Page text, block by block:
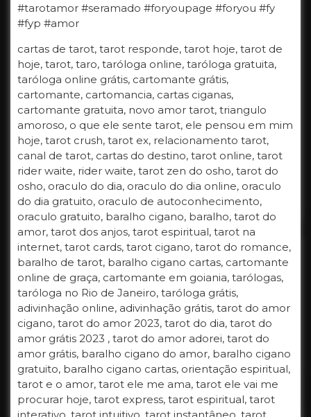
#tarotamor #seramado #foryoupage #foryou #fy
#fyp #amor
cartas de tarot, tarot responde, tarot hoje, tarot de
hoje, tarot, taro, taróloga online, taróloga gratuita,
taróloga online grátis, cartomante grátis,
cartomante, cartomancia, cartas ciganas,
cartomante gratuita, novo amor tarot, triangulo
amoroso, o que ele sente tarot, ele pensou em mim
hoje, tarot crush, tarot ex, relacionamento tarot,
canal de tarot, cartas do destino, tarot online, tarot
rider waite, rider waite, tarot zen do osho, tarot do
osho, oraculo do dia, oraculo do dia online, oraculo
do dia gratuito, oraculo de autoconhecimento,
oraculo gratuito, baralho cigano, baralho, tarot do
amor, tarot dos anjos, tarot espiritual, tarot na
internet, tarot cards, tarot cigano, tarot do romance,
baralho de tarot, baralho cigano cartas, cartomante
online de graça, cartomante em goiania, tarólogas,
taróloga no Rio de Janeiro, taróloga grátis,
adivinhação online, adivinhação grátis, tarot do amor
cigano, tarot do amor 2023, tarot do dia, tarot do
amor grátis 2023 , tarot do amor adorei, tarot do
amor grátis, baralho cigano do amor, baralho cigano
gratuito, baralho cigano cartas, orientação espiritual,
tarot e o amor, tarot ele me ama, tarot ele vai me
procurar hoje, tarot express, tarot espiritual, tarot